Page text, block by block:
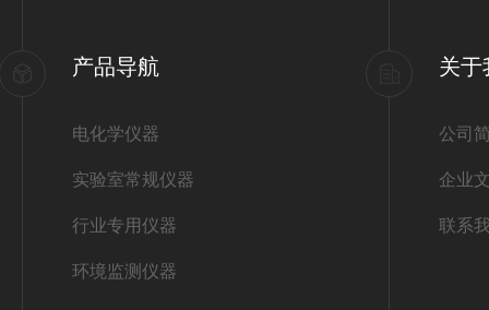
产品导航
电化学仪器
实验室常规仪器
行业专用仪器
环境监测仪器
关于
公司
企业
联系